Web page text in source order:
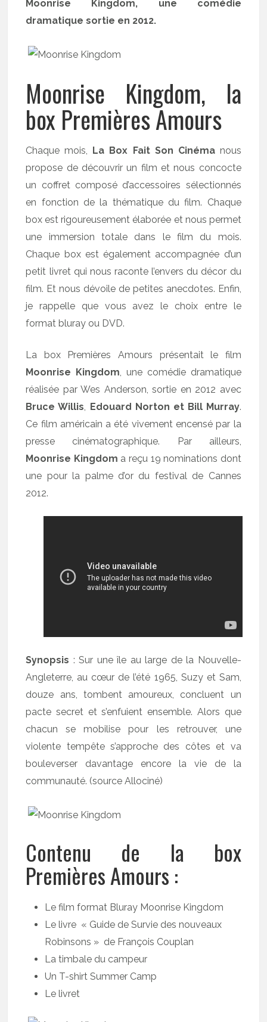
Moonrise Kingdom, une comédie
dramatique sortie en 2012.
Moonrise Kingdom, la
box Premières Amours
Chaque mois, La Box Fait Son Cinémanous
propose de découvrir un film et nous concocte
un coffret composé d’accessoires sélectionnés
en fonction de la thématique du film. Chaque
box est rigoureusement élaborée et nous permet
une immersion totale dans le film du mois.
Chaque box est également accompagnée d’un
petit livret qui nous raconte l’envers du décor du
film. Et nous dévoile de petites anecdotes. Enfin,
je rappelle que vous avez le choix entre le
format bluray ou DVD.
La box Premières Amours présentait le film
Moonrise Kingdom, une comédie dramatique
réalisée par Wes Anderson, sortie en 2012 avec
Bruce Willis, Edouard Norton et Bill Murray.
Ce film américain a été vivement encensé par la
presse cinématographique. Par ailleurs,
Moonrise Kingdom a reçu 19 nominations dont
une pour la palme d’or du festival de Cannes
2012.
Synopsis : Sur une île au large de la Nouvelle-
Angleterre, au cœur de l’été 1965, Suzy et Sam,
douze ans, tombent amoureux, concluent un
pacte secret et s’enfuient ensemble. Alors que
chacun se mobilise pour les retrouver, une
violente tempête s’approche des côtes et va
bouleverser davantage encore la vie de la
communauté. (source Allociné)
Contenu de la box
Premières Amours :
Le film format Bluray Moonrise Kingdom
Le livre « Guide de Survie des nouveaux
Robinsons » de François Couplan
La timbale du campeur
Un T-shirt Summer Camp
Le livret